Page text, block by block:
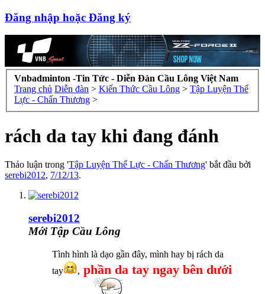
Đăng nhập hoặc Đăng ký
Vnbadminton -Tin Tức - Diễn Đàn Cầu Lông Việt Nam
Trang chủ Diễn đàn > Kiến Thức Cầu Lông > Tập Luyện Thể
Lực - Chấn Thương >
rách da tay khi đang đánh
Thảo luận trong 'Tập Luyện Thể Lực - Chấn Thương' bắt đầu bởi
serebi2012, 7/12/13.
serebi2012
Mới Tập Cầu Lông
Tình hình là dạo gần đây, mình hay bị rách da
tay
, phần da tay ngay bên dưới